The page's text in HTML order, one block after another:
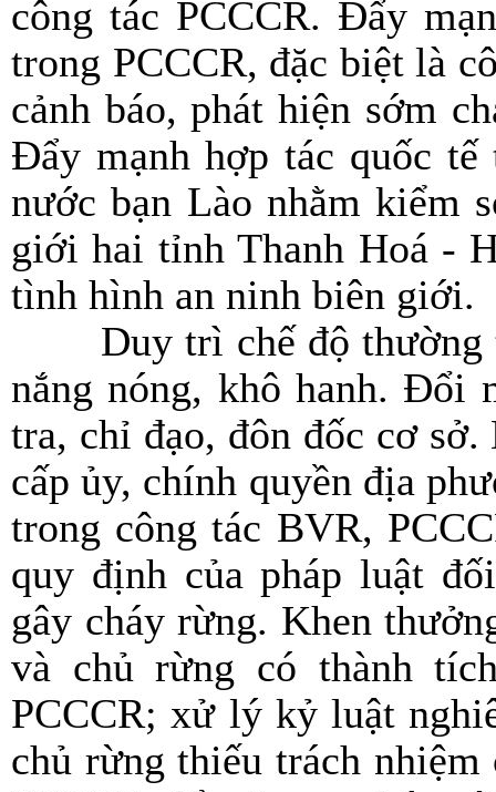
công tác PCCCR. Đẩy
trong PCCCR, đặc biệt là
cảnh báo, phát hiện sớm
Đẩy mạnh hợp tác quốc
nước bạn Lào nhằm kiểm
giới hai tỉnh Thanh Hoá -
tình hình an ninh biên giới.
Duy trì chế độ
nắng nóng, khô hanh. Đổi
tra, chỉ đạo, đôn đốc cơ
cấp ủy, chính quyền địa
trong công tác BVR,
quy định của pháp luật
gây cháy rừng. Khen
và chủ rừng có thành
PCCCR; xử lý kỷ luật
chủ rừng thiếu trách